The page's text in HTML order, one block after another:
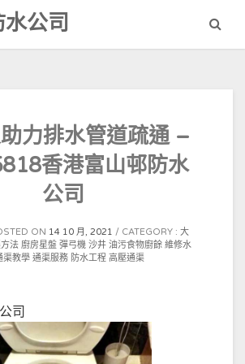
公司
力排水管道疏通 –
香港富山邨防水
公司
ON 14 10 月, 2021 CATEGORY : 大
法 廚房星盤 彈弓機 沙井 油污食物廚餘 維修水
渠教學 通渠服務 防水工程 高壓通渠
司